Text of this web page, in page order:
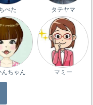
べた タテヤマ
んちゃん マミー